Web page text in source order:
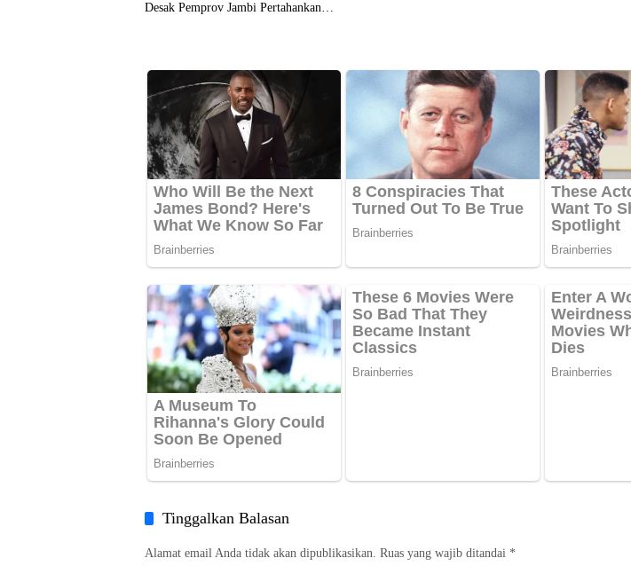
Desak Pemprov Jambi Pertahankan
Tinggalkan Balasan
Alamat email Anda tidak akan dipublikasikan. Ruas yang wajib ditandai *